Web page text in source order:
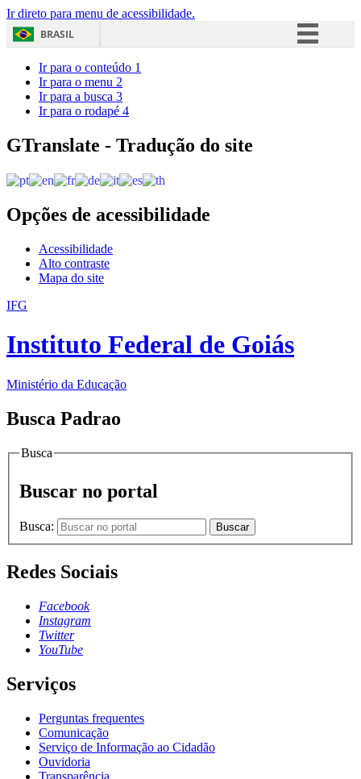
Ir direto para menu de acessibilidade.
BRASIL
Acesso à informação
Ir para o conteúdo 1
Ir para o menu 2
Ir para a busca 3
Ir para o rodapé 4
GTranslate - Tradução do site
Opções de acessibilidade
Acessibilidade
Alto contraste
Mapa do site
IFG
Instituto Federal de Goiás
Ministério da Educação
Busca Padrao
Busca
Buscar no portal
Busca: Buscar
Redes Sociais
Facebook
Instagram
Twitter
YouTube
Serviços
Perguntas frequentes
Comunicação
Serviço de Informação ao Cidadão
Ouvidoria
Transparência